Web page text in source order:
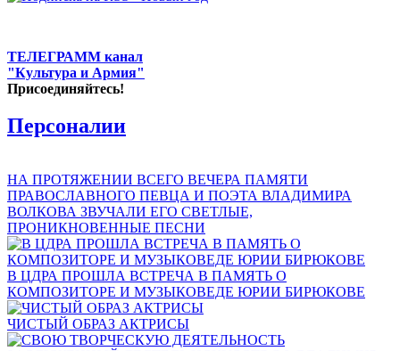
ТЕЛЕГРАММ канал
"Культура и Армия"
Присоединяйтесь!
Персоналии
НА ПРОТЯЖЕНИИ ВСЕГО ВЕЧЕРА ПАМЯТИ
ПРАВОСЛАВНОГО ПЕВЦА И ПОЭТА ВЛАДИМИРА
ВОЛКОВА ЗВУЧАЛИ ЕГО СВЕТЛЫЕ,
ПРОНИКНОВЕННЫЕ ПЕСНИ
В ЦДРА ПРОШЛА ВСТРЕЧА В ПАМЯТЬ О
КОМПОЗИТОРЕ И МУЗЫКОВЕДЕ ЮРИИ БИРЮКОВЕ
ЧИСТЫЙ ОБРАЗ АКТРИСЫ